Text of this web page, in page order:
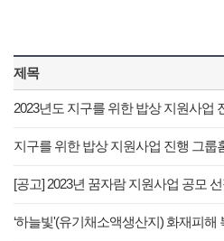
제목
2023년도 지구를 위한 밥상 지원사업
지구를 위한 밥상 지원사업 진행 그룹
[공고] 2023년 꿈자람 지원사업 공모
‘하늘빛'(유기채소액생산지) 화재피